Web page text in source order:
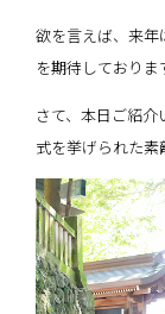
欲を言えば、来年
を期待しており
さて、本日ご紹
式を挙げられた